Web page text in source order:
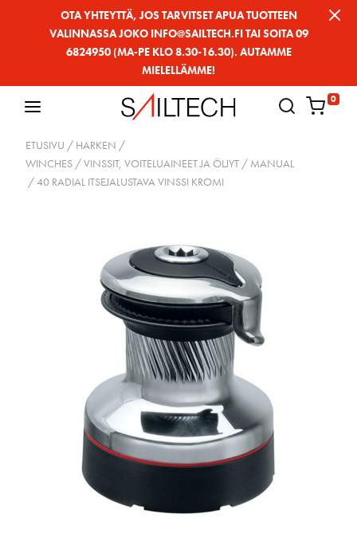
OTA YHTEYTTÄ, JOS TARVITSET APUA TUOTTEEN
VALINNASSA JOKO INFO@SAILTECH.FI TAI SOITA 09
6824950 (MA-PE KLO 8.30-16.30). AUTAMME
MIELELLÄMME!
0
ETUSIVU / HARKEN /
WINCHES / VINSSIT, VOITELUAINEET JA ÖLJYT / MANUAL
/ 40 RADIAL ITSEJALUSTAVA VINSSI KROMI